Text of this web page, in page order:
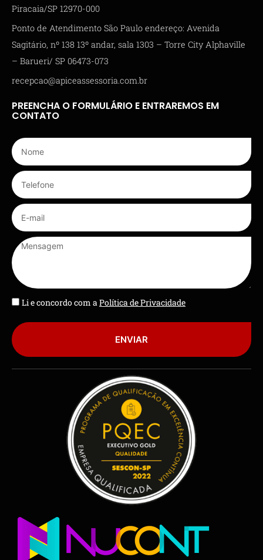
Piracaia/SP 12970-000
Ponto de Atendimento São Paulo endereço: Avenida
Sagitário, nº 138 13º andar, sala 1303 – Torre City Alphaville
– Barueri/ SP 06473-073
recepcao@apiceassessoria.com.br
PREENCHA O FORMULÁRIO E ENTRAREMOS EM
CONTATO
Li e concordo com aPolítica de Privacidade
ENVIAR